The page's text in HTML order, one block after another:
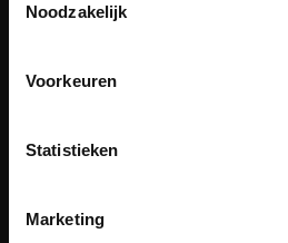
Noodzakelijk
Voorkeuren
Statistieken
Marketing
Veelgestelde vragen
Jachthavenweg 109H
aanvraag@merin.nl